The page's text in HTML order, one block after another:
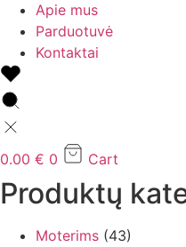
Apie mus
Parduotuvė
Kontaktai
0.00 € 0 Cart
Produktų
Moterims (43)